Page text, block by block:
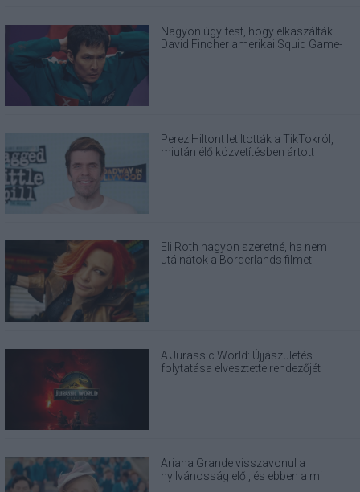
Nagyon úgy fest, hogy elkaszálták
David Fincher amerikai Squid Game-
Perez Hiltont letiltották a TikTokról,
miután élő közvetítésben ártott
Eli Roth nagyon szeretné, ha nem
utálnátok a Borderlands filmet
A Jurassic World: Újjászületés
folytatása elvesztette rendezőjét
Ariana Grande visszavonul a
nyilvánosság elől, és ebben a mi